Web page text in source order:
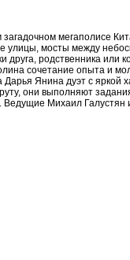
мегаполисе
мосты между
родственника или
сочетание опыта и
Янина дуэт с
они выполняют
Михаил